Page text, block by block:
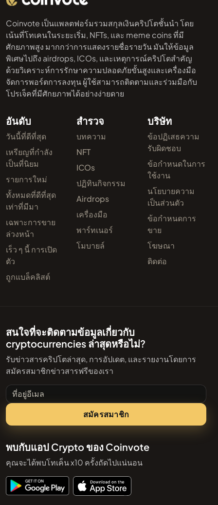
Coinvote เป็นแพลตฟอร์มรวมสกุลเงินคริปโตชั้นนำ โดย
เน้นที่โทเคนในระยะเริ่ม, NFTs, และ meme coins ที่มี
ศักยภาพสูง มากกว่าการแสดงรายชื่อรายวัน มันให้ข้อมูล
พิเศษไปถึง airdrops, ICOs, และเหตุการณ์คริปโตสำคัญ
ด้วยวิเคราะห์การรักษาความปลอดภัยขั้นสูงและเครื่องมือ
จัดการพอร์ตการลงทุน ผู้ใช้สามารถติดตามและร่วมมือกับ
โปรเจ็คที่มีศักยภาพได้อย่างง่ายดาย
อันดับ
วันนี้ที่ดีที่สุด
เหรียญที่กำลัง
เป็นที่นิยม
รายการใหม่
ทั้งหมดที่ดีที่สุด
เท่าที่มีมา
เฉพาะการขาย
ล่วงหน้า
เร็ว ๆ นี้ การเปิด
ตัว
ถูกแบล็คลิสต์
สำรวจ
บทความ
NFT
ICOs
ปฏิทินกิจกรรม
Airdrops
เครื่องมือ
พาร์ทเนอร์
โมบายล์
บริษัท
ข้อปฏิเสธความ
รับผิดชอบ
ข้อกำหนดในการ
ใช้งาน
นโยบายความ
เป็นส่วนตัว
ข้อกำหนดการ
ขาย
โฆษณา
ติดต่อ
สนใจที่จะติดตามข้อมูลเกี่ยวกับ
cryptocurrencies ล่าสุดหรือไม่?
รับข่าวสารคริปโตล่าสุด, การอัปเดต, และรายงานโดยการ
สมัครสมาชิกข่าวสารฟรีของเรา
ที่อยู่อีเมล
สมัครสมาชิก
พบกับแอป Crypto ของ Coinvote
คุณจะได้พบโทเค็น x10 ครั้งถัดไปแน่นอน